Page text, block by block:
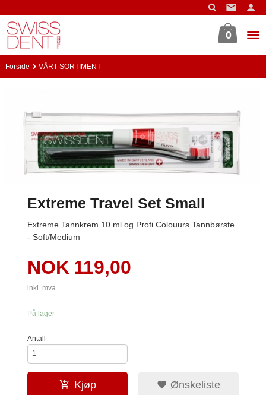
til
innholdet
0
Forside VÅRT SORTIMENT
Extreme Travel Set Small
Extreme Tannkrem 10 ml og Profi Colouurs Tannbørste
- Soft/Medium
Pris
NOK 119,00
inkl. mva.
På lager
Antall
Kjøp Ønskeliste